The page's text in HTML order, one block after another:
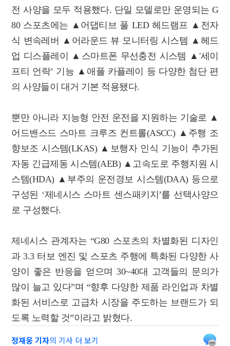
전 사양을 모두 적용했다. 단일 모델로만 운영되는 G
80 스포츠에는 ▲어댑티브 풀 LED 헤드램프 ▲전자
식 변속레버 ▲어라운드 뷰 모니터링 시스템 ▲헤드
업 디스플레이 ▲스마트폰 무선충전 시스템 ▲'세이
프티 언락’ 기능 ▲애플 카플레이 등 다양한 첨단 편
의 사양들이 대거 기본 적용됐다.
뿐만 아니라 지능형 안전 운전을 지원하는 기술로 ▲
어드밴스드 스마트 크루즈 컨트롤(ASCC) ▲주행 조
향보조 시스템(LKAS) ▲보행자 인식 기능이 추가된
자동 긴급제동 시스템(AEB) ▲고속도로 주행지원 시
스템(HDA) ▲부주의 운전경보 시스템(DAA) 등으로
구성된 ‘제네시스 스마트 센스패키지’를 선택사양으
로 구성했다.
제네시스 관계자는 “G80 스포츠의 차별화된 디자인
과 3.3 터보 엔진 및 스포츠 주행에 특화된 다양한 사
양이 좋은 반응을 얻으며 30~40대 고객들의 문의가
많이 늘고 있다”며 “향후 다양한 제품 라인업과 차별
화된 서비스로 고급차 시장을 주도하는 브랜드가 되
도록 노력할 것”이라고 밝혔다.
정재웅 기자의 기사 더 보기